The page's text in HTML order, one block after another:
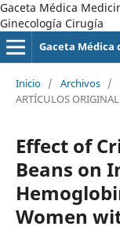
Gaceta Médica
Ginecología Cirugía
Gaceta Médica
Inicio / Archivos /
ARTÍCULOS
Effect of
Beans on
Women